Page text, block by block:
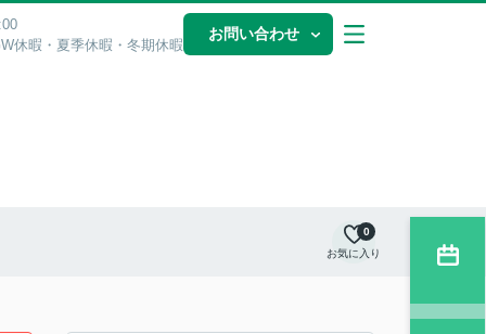
休暇・夏季休暇・冬期休暇
お問い合わせ
お気に入り
0